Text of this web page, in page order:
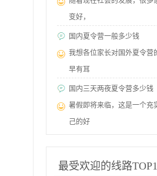
变好，
国内夏令营一般多少钱
我想各位家长对国外夏令营
早有耳
国内三天两夜夏令营多少钱
暑假即将来临，这是一个充
己的好
最受欢迎的线路